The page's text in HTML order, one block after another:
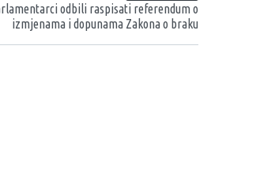
odbili raspisati referendum o
izmjenama i dopunama Zakona o braku